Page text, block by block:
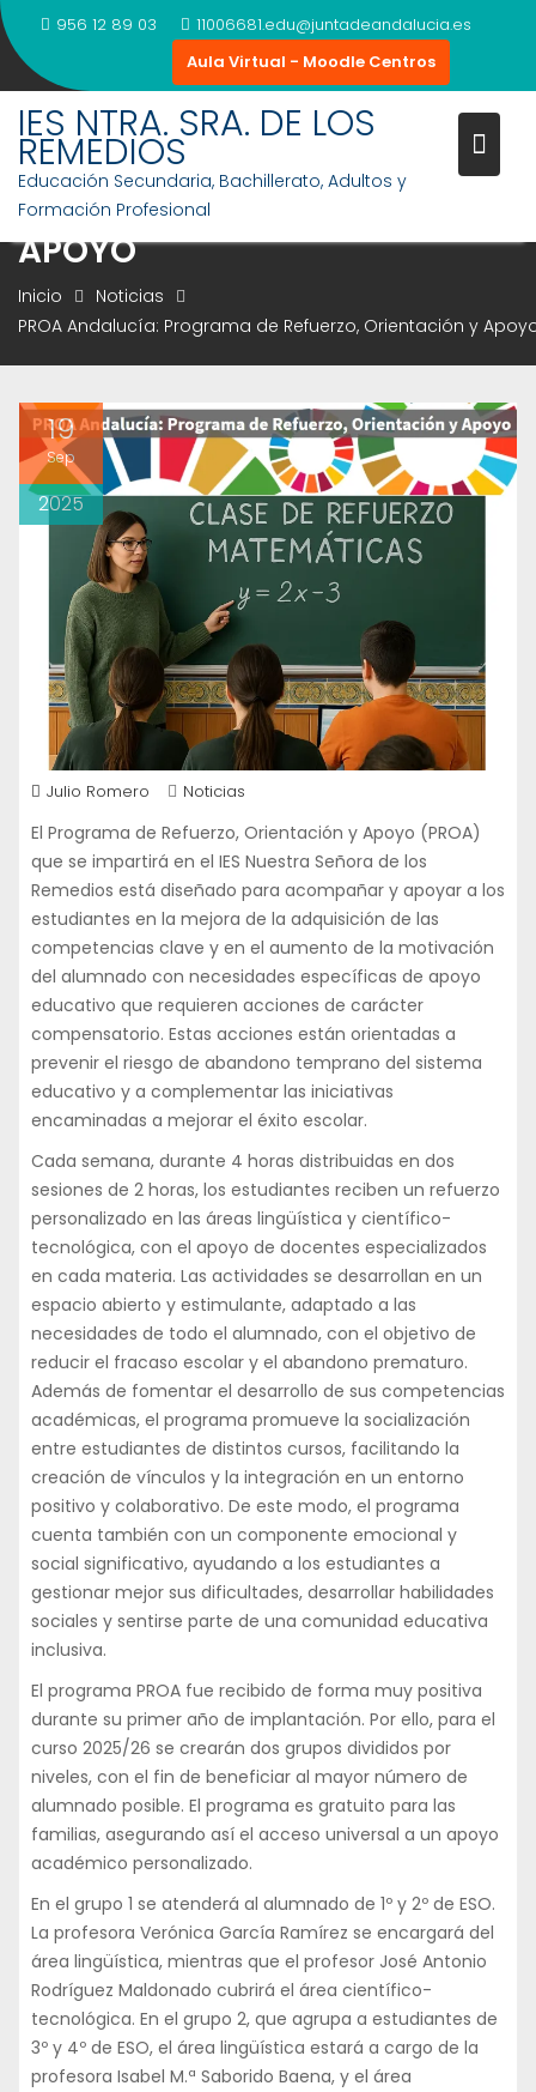
Saltar
al
contenido
956 12 89 03
11006681.edu@juntadeandalucia.es
Aula Virtual - Moodle Centros
IES NTRA. SRA. DE LOS
REMEDIOS
Educación Secundaria, Bachillerato, Adultos y
Formación Profesional
PROA ANDALUCÍA: PROGRAMA
DE REFUERZO, ORIENTACIÓN Y
APOYO
Inicio
Noticias
PROA Andalucía: Programa de Refuerzo, Orientación y
19
Sep
2025
Julio Romero Noticias
El Programa de Refuerzo, Orientación y Apoyo (PROA)
que se impartirá en el IES Nuestra Señora de los
Remedios está diseñado para acompañar y apoyar a los
estudiantes en la mejora de la adquisición de las
competencias clave y en el aumento de la motivación
del alumnado con necesidades específicas de apoyo
educativo que requieren acciones de carácter
compensatorio. Estas acciones están orientadas a
prevenir el riesgo de abandono temprano del sistema
educativo y a complementar las iniciativas
encaminadas a mejorar el éxito escolar.
Cada semana, durante 4 horas distribuidas en dos
sesiones de 2 horas, los estudiantes reciben un refuerzo
personalizado en las áreas lingüística y científico-
tecnológica, con el apoyo de docentes especializados
en cada materia. Las actividades se desarrollan en un
espacio abierto y estimulante, adaptado a las
necesidades de todo el alumnado, con el objetivo de
reducir el fracaso escolar y el abandono prematuro.
Además de fomentar el desarrollo de sus competencias
académicas, el programa promueve la socialización
entre estudiantes de distintos cursos, facilitando la
creación de vínculos y la integración en un entorno
positivo y colaborativo. De este modo, el programa
cuenta también con un componente emocional y
social significativo, ayudando a los estudiantes a
gestionar mejor sus dificultades, desarrollar habilidades
sociales y sentirse parte de una comunidad educativa
inclusiva.
El programa PROA fue recibido de forma muy positiva
durante su primer año de implantación. Por ello, para el
curso 2025/26 se crearán dos grupos divididos por
niveles, con el fin de beneficiar al mayor número de
alumnado posible. El programa es gratuito para las
familias, asegurando así el acceso universal a un apoyo
académico personalizado.
En el grupo 1 se atenderá al alumnado de 1º y 2º de ESO.
La profesora Verónica García Ramírez se encargará del
área lingüística, mientras que el profesor José Antonio
Rodríguez Maldonado cubrirá el área científico-
tecnológica. En el grupo 2, que agrupa a estudiantes de
3º y 4º de ESO, el área lingüística estará a cargo de la
profesora Isabel M.ª Saborido Baena, y el área